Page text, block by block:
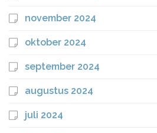
november 2024
oktober 2024
september 2024
augustus 2024
juli 2024